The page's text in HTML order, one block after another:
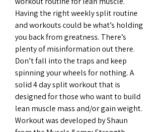
Having the right weekly split routine
and workouts could be what’s holding
you back from greatness. There’s
plenty of misinformation out there.
Don’t fall into the traps and keep
spinning your wheels for nothing. A
solid 4 day split workout that is
designed for those who want to build
lean muscle mass and/or gain weight.
Workout was developed by Shaun